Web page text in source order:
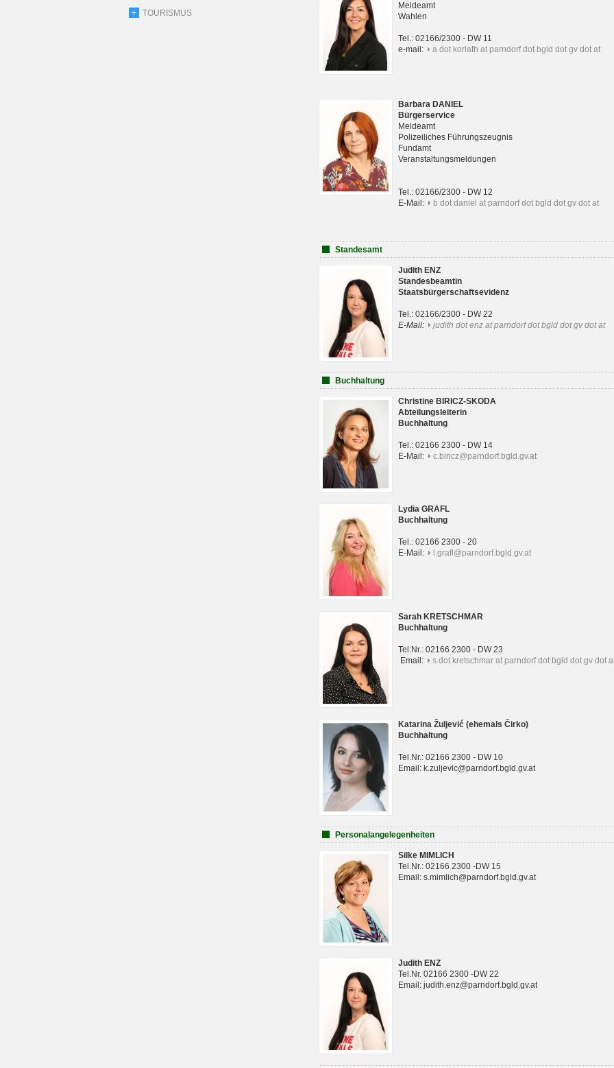
TOURISMUS
Meldeamt
Wahlen
Tel.: 02166/2300 - DW 11
e-mail:
a dot korlath at parndorf dot bgld dot gv dot at
Barbara DANIEL
Bürgerservice
Meldeamt
Polizeiliches Führungszeugnis
Fundamt
Veranstaltungsmeldungen
Tel.: 02166/2300 - DW 12
E-Mail:
b dot daniel at parndorf dot bgld dot gv dot at
Standesamt
Judith ENZ
Standesbeamtin
Staatsbürgerschaftsevidenz
Tel.: 02166/2300 - DW 22
E-Mail:
judith dot enz at parndorf dot bgld dot gv dot at
Buchhaltung
Christine BIRICZ-SKODA
Abteilungsleiterin
Buchhaltung
Tel.: 02166 2300 - DW 14
E-Mail:
c.biricz@parndorf.bgld.gv.at
Lydia GRAFL
Buchhaltung
Tel.: 02166 2300 - 20
E-Mail:
l.grafl@parndorf.bgld.gv.at
Sarah KRETSCHMAR
Buchhaltung
Tel:Nr.: 02166 2300 - DW 23
Email:
s dot kretschmar at parndorf dot bgld dot gv dot
Katarina Žuljević (ehemals Čirko)
Buchhaltung
Tel.Nr.: 02166 2300 - DW 10
Email: k.zuljevic@parndorf.bgld.gv.at
Personalangelegenheiten
Silke MIMLICH
Tel.Nr.: 02166 2300 -DW 15
Email: s.mimlich@parndorf.bgld.gv.at
Judith ENZ
Tel.Nr. 02166 2300 -DW 22
Email: judith.enz@parndorf.bgld.gv.at